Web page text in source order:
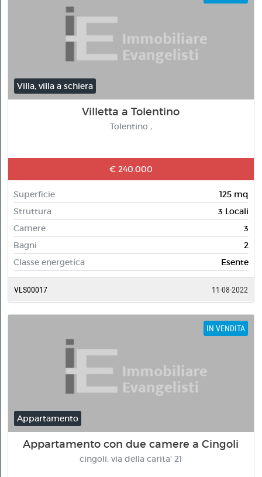
Villa, villa a schiera
Villetta a Tolentino
Tolentino ,
€ 240.000
Superficie
125 mq
Struttura
3 Locali
Camere
3
Bagni
2
Classe energetica
Esente
VLS00017 11-08-2022
IN VENDITA
Appartamento
Appartamento con due camere a Cingoli
cingoli, via della carita' 21